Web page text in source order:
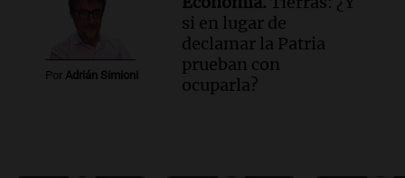
Por Adrián Simioni
si en lugar de
declamar la Patria
prueban con
ocuparla?